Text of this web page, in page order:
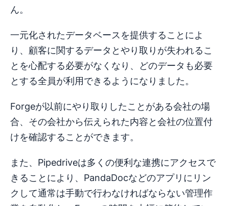
ん。
一元化されたデータベースを提供することによ
り、顧客に関するデータとやり取りが失われるこ
とを心配する必要がなくなり、どのデータも必要
とする全員が利用できるようになりました。
Forgeが以前にやり取りしたことがある会社の場
合、その会社から伝えられた内容と会社の位置付
けを確認することができます。
また、Pipedriveは多くの便利な連携にアクセスで
きることにより、PandaDocなどのアプリにリン
クして通常は手動で行わなければならない管理作